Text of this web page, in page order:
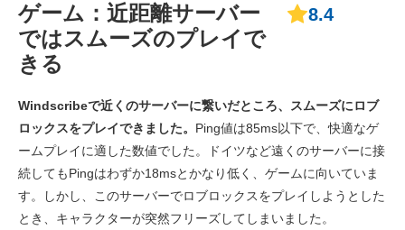
ゲーム：近距離サーバー
ではスムーズのプレイで
きる
8.4
Windscribeで近くのサーバーに繋いだところ、スムーズにロブ
ロックスをプレイできました。 Ping値は85ms以下で、快適なゲ
ームプレイに適した数値でした。ドイツなど遠くのサーバーに接
続してもPingはわずか18msとかなり低く、ゲームに向いていま
す。しかし、このサーバーでロブロックスをプレイしようとした
とき、キャラクターが突然フリーズしてしまいました。